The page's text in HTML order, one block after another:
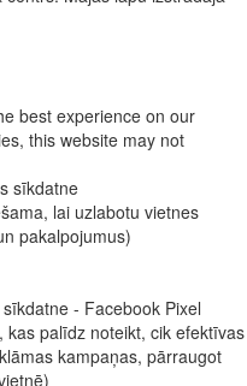
best experience on our
this website may not
sīkdatne
lai uzlabotu vietnes
pakalpojumus)
- Facebook Pixel
kas palīdz noteikt, cik efektīvas
kampaņas, pārraugot